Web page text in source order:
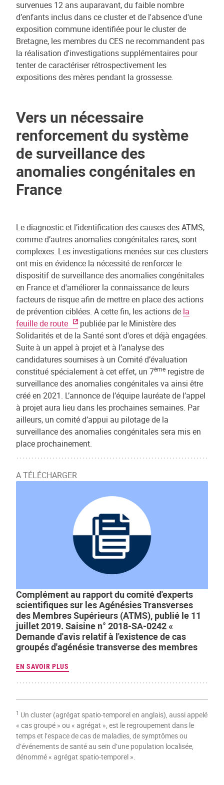
survenues 12 ans auparavant, du faible nombre
d’enfants inclus dans ce cluster et de l'absence d'une
exposition commune identifiée pour le cluster de
Bretagne, les membres du CES ne recommandent pas
la réalisation d'investigations supplémentaires pour
tenter de caractériser rétrospectivement les
expositions des mères pendant la grossesse.
Vers un nécessaire
renforcement du système
de surveillance des
anomalies congénitales en
France
Le diagnostic et l’identification des causes des ATMS,
comme d’autres anomalies congénitales rares, sont
complexes. Les investigations menées sur ces clusters
ont mis en évidence la nécessité de renforcer le
dispositif de surveillance des anomalies congénitales
en France et d'améliorer la connaissance de leurs
facteurs de risque afin de mettre en place des actions
de prévention ciblées. A cette fin, les actions de la
feuille de route
publiée par le Ministère des
Solidarités et de la Santé sont d'ores et déjà engagées.
Suite à un appel à projet et à l’analyse des
candidatures soumises à un Comité d’évaluation
constitué spécialement à cet effet, un 7ème registre de
surveillance des anomalies congénitales va ainsi être
créé en 2021. L’annonce de l’équipe lauréate de l’appel
à projet aura lieu dans les prochaines semaines. Par
ailleurs, un comité d’appui au pilotage de la
surveillance des anomalies congénitales sera mis en
place prochainement.
A TÉLÉCHARGER
Complément au rapport du comité d'experts
scientifiques sur les Agénésies Transverses
des Membres Supérieurs (ATMS), publié le 11
juillet 2019. Saisine n° 2018-SA-0242 «
Demande d'avis relatif à l'existence de cas
groupés d'agénésie transverse des membres
EN SAVOIR PLUS
1 Un cluster (agrégat spatio-temporel en anglais), aussi appelé
« cas groupé » ou « agrégat », est le regroupement dans le
temps et l’espace de cas de maladies, de symptômes ou
d’événements de santé au sein d’une population localisée,
dénommé « agrégat spatio-temporel ».